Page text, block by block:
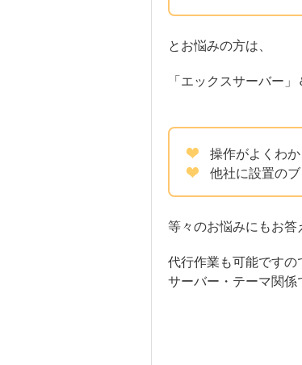
とお悩みの方は、
「エックスサーバー
操作がよくわか
他社に設置の
等々のお悩みにもお答
代行作業も可能ですの
サーバー・テーマ関係